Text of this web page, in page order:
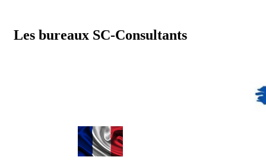
Les bureaux SC-Consultants